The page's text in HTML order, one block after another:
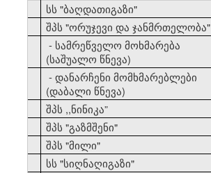
სს "ბაღდათიგაზი"
შპს "ორუჯევი და ჯანმრთელობა"
- სამრეწველო მოხმარება
(საშუალო წნევა)
- დანარჩენი მომხმარებლები
(დაბალი წნევა)
შპს ,,ნინიკა”
შპს "გაზმშენი"
შპს "მილი"
სს "სიღნაღიგაზი"